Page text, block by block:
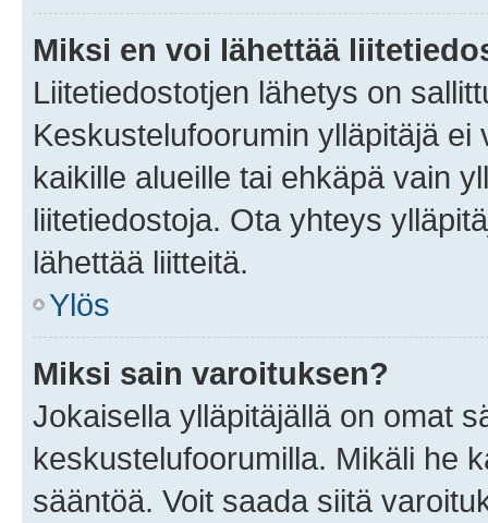
Miksi en voi lähettää
Liitetiedostotjen lähetys on
Keskustelufoorumin ylläpitäjä
kaikille alueille tai ehkäpä vain
liitetiedostoja. Ota yhteys
lähettää liitteitä.
Ylös
Miksi sain varoituksen?
Jokaisella ylläpitäjällä on omat
keskustelufoorumilla. Mikäli he
sääntöä. Voit saada siitä